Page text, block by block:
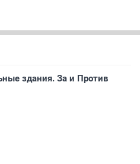
здания. За и Против